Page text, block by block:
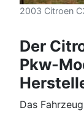
2003 Citroen
Der
Pkw-
Das